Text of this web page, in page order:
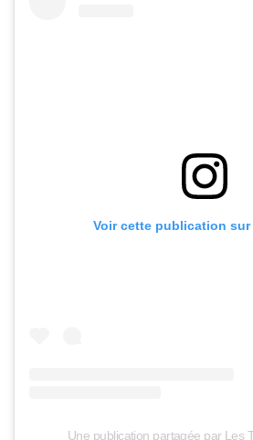
Voir cette publication sur